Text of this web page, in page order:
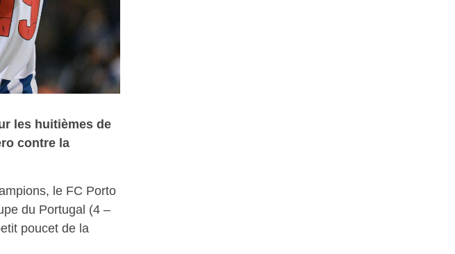
les huitièmes de
contre la
le FC Porto
du Portugal (4 –
poucet de la